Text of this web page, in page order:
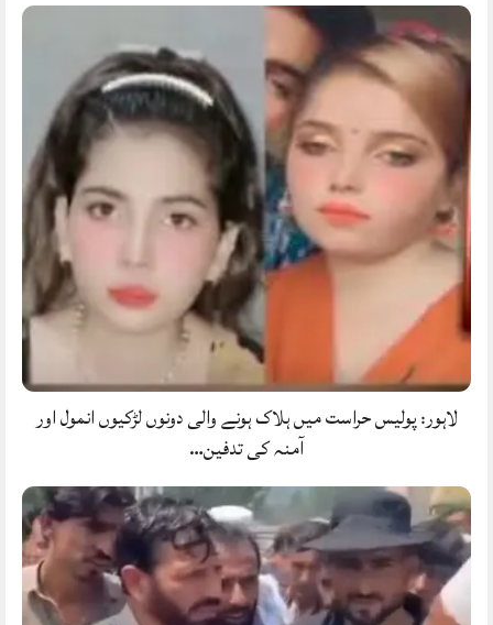
لاہور: پولیس حراست میں ہلاک ہونے والی دونوں لڑکیوں انمول اور
آمنہ کی تدفین…